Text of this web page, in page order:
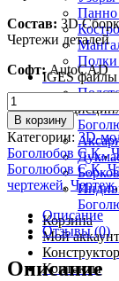
IGES файлы
Тех.
Корзина
Мой аккаунт
Контакты
Состав: 3D
Чертежи деталей
Софт:AutoCAD
Количество
товара
Клапан
МЧ00.70.00.00.СБ
В корзину
Категории: 3D-
Боголюбов С.К.,
Боголюбов С.К.
чертежей,Чертеж
Описание
Отзывы (0)
Описание